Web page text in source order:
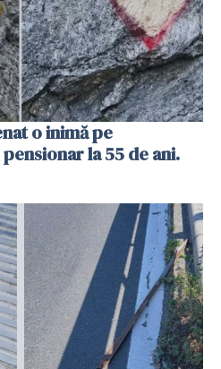
o inimă pe
la 55 de ani.